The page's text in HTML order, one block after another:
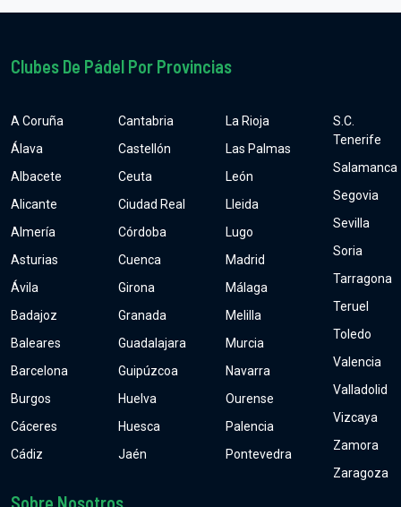
Clubes De Pádel Por Provincias
A Coruña
Álava
Albacete
Alicante
Almería
Asturias
Ávila
Badajoz
Baleares
Barcelona
Burgos
Cáceres
Cádiz
Cantabria
Castellón
Ceuta
Ciudad Real
Córdoba
Cuenca
Girona
Granada
Guadalajara
Guipúzcoa
Huelva
Huesca
Jaén
La Rioja
Las Palmas
León
Lleida
Lugo
Madrid
Málaga
Melilla
Murcia
Navarra
Ourense
Palencia
Pontevedra
S.C.
Tenerife
Salamanca
Segovia
Sevilla
Soria
Tarragona
Teruel
Toledo
Valencia
Valladolid
Vizcaya
Zamora
Zaragoza
Sobre Nosotros